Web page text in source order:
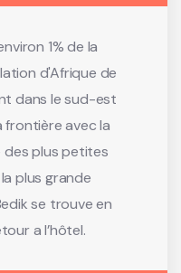
1% de la
d'Afrique de
dans le sud-est
frontière avec la
des plus petites
plus grande
se trouve en
a l’hôtel.